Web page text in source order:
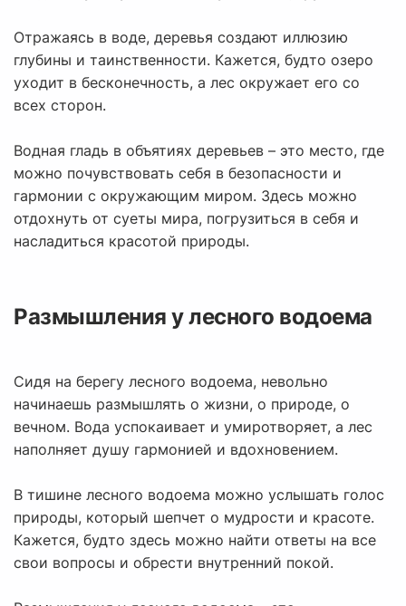
Отражаясь в воде, деревья создают иллюзию
глубины и таинственности. Кажется, будто озеро
уходит в бесконечность, а лес окружает его со
всех сторон.
Водная гладь в объятиях деревьев – это место, где
можно почувствовать себя в безопасности и
гармонии с окружающим миром. Здесь можно
отдохнуть от суеты мира, погрузиться в себя и
насладиться красотой природы.
Размышления у лесного водоема
Сидя на берегу лесного водоема, невольно
начинаешь размышлять о жизни, о природе, о
вечном. Вода успокаивает и умиротворяет, а лес
наполняет душу гармонией и вдохновением.
В тишине лесного водоема можно услышать голос
природы, который шепчет о мудрости и красоте.
Кажется, будто здесь можно найти ответы на все
свои вопросы и обрести внутренний покой.